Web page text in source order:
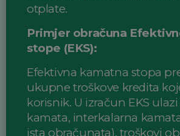
otplate.
Primjer obračuna
stope (EKS):
Efektivna kamatna stopa
ukupne troškove kredita
korisnik. U izračun EKS
kamata, interkalarna
ista obračunata), troškovi